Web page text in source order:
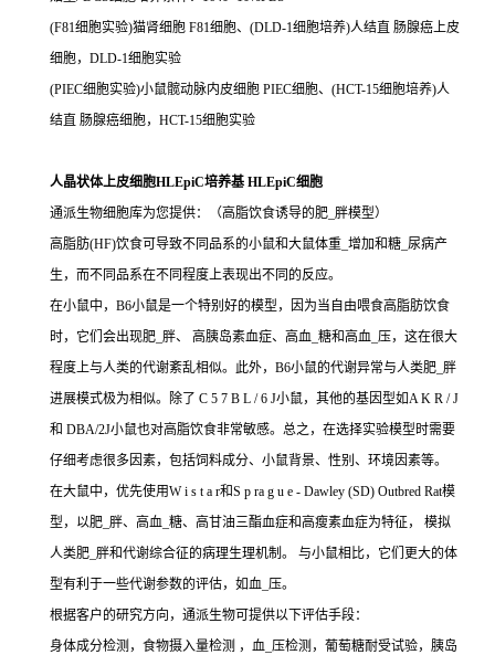
(F81细胞实验)猫肾细胞 F81细胞、(DLD-1细胞培养)人结直 肠腺癌上皮
细胞，DLD-1细胞实验
(PIEC细胞实验)小鼠髋动脉内皮细胞 PIEC细胞、(HCT-15细胞培养)人
结直 肠腺癌细胞，HCT-15细胞实验
人晶状体上皮细胞HLEpiC培养基 HLEpiC细胞
通派生物细胞库为您提供：（高脂饮食诱导的肥_胖模型）
高脂肪(HF)饮食可导致不同品系的小鼠和大鼠体重_增加和糖_尿病产
生，而不同品系在不同程度上表现出不同的反应。
在小鼠中，B6小鼠是一个特别好的模型，因为当自由喂食高脂肪饮食
时，它们会出现肥_胖、 高胰岛素血症、高血_糖和高血_压，这在很大
程度上与人类的代谢紊乱相似。此外，B6小鼠的代谢异常与人类肥_胖
进展模式极为相似。除了 C 5 7 B L / 6 J小鼠，其他的基因型如A K R / J
和 DBA/2J小鼠也对高脂饮食非常敏感。总之，在选择实验模型时需要
仔细考虑很多因素，包括饲料成分、小鼠背景、性别、环境因素等。
在大鼠中，优先使用W i s t a r和S p ra g u e - Dawley (SD) Outbred Rat模
型，以肥_胖、高血_糖、高甘油三酯血症和高瘦素血症为特征， 模拟
人类肥_胖和代谢综合征的病理生理机制。 与小鼠相比，它们更大的体
型有利于一些代谢参数的评估，如血_压。
根据客户的研究方向，通派生物可提供以下评估手段：
身体成分检测，食物摄入量检测 ，血_压检测，葡萄糖耐受试验，胰岛